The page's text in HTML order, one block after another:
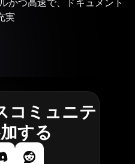
かつ高速で、ドキュメント
実
コミュニテ
する